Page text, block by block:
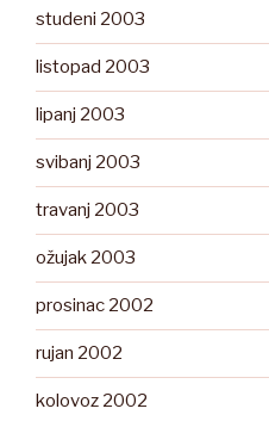
studeni 2003
listopad 2003
lipanj 2003
svibanj 2003
travanj 2003
ožujak 2003
prosinac 2002
rujan 2002
kolovoz 2002